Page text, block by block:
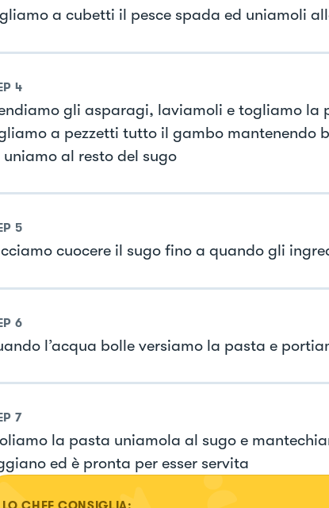
a cubetti il pesce spada ed uniamoli
4
gli asparagi, laviamoli e togliamo la
a pezzetti tutto il gambo mantenendo
uniamo al resto del sugo
5
cuocere il sugo fino a quando gli
6
l’acqua bolle versiamo la pasta e
7
la pasta uniamola al sugo e
ed è pronta per esser servita